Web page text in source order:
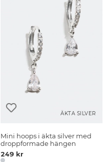
ÄKTA SILVER
Mini hoops i äkta silver med
droppformade hängen
249 kr